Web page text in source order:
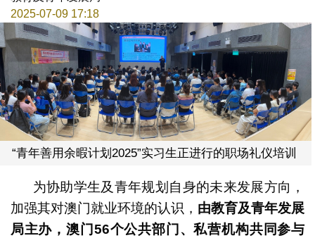
2025-07-09 17:18
“青年善用余暇计划2025”实习生正进行的职场礼仪培训
为协助学生及青年规划自身的未来发展方向，
加强其对澳门就业环境的认识， 由教育及青年发展
局主办，澳门56个公共部门 、私营机构共同参与